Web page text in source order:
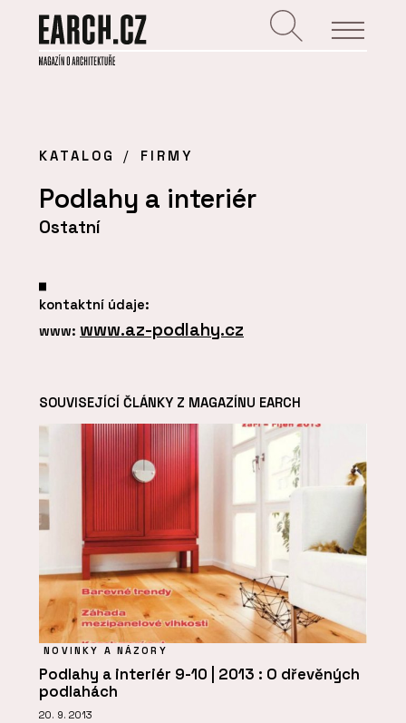
KATALOG FIRMY
Podlahy a interiér
Ostatní
kontaktní údaje:
www: www.az-podlahy.cz
SOUVISEJÍCÍ ČLÁNKY Z MAGAZÍNU EARCH
NOVINKY A NÁZORY
Podlahy a interiér 9-10 | 2013 : O dřevěných
podlahách
20. 9. 2013